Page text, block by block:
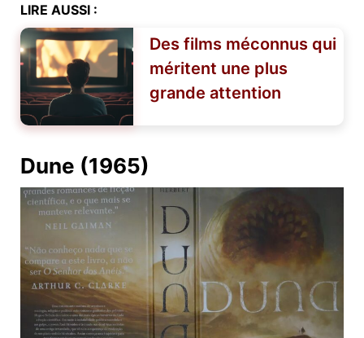
LIRE AUSSI :
Des films méconnus qui
méritent une plus
grande attention
Dune (1965)